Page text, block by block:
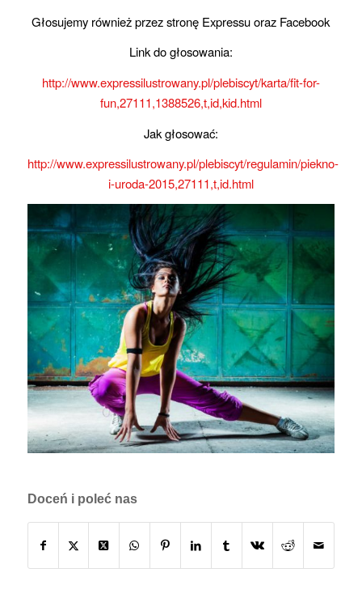
Głosujemy również przez stronę Expressu oraz Facebook
Link do głosowania:
http://www.expressilustrowany.pl/plebiscyt/karta/fit-for-
fun,27111,1388526,t,id,kid.html
Jak głosować:
http://www.expressilustrowany.pl/plebiscyt/regulamin/piekno-
i-uroda-2015,27111,t,id.html
Doceń i poleć nas